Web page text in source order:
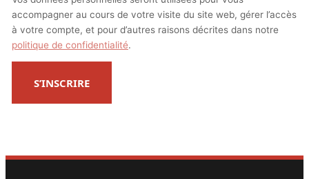
accompagner au cours de votre visite du site web, gérer l’accès
à votre compte, et pour d’autres raisons décrites dans notre
politique de confidentialité.
S’INSCRIRE